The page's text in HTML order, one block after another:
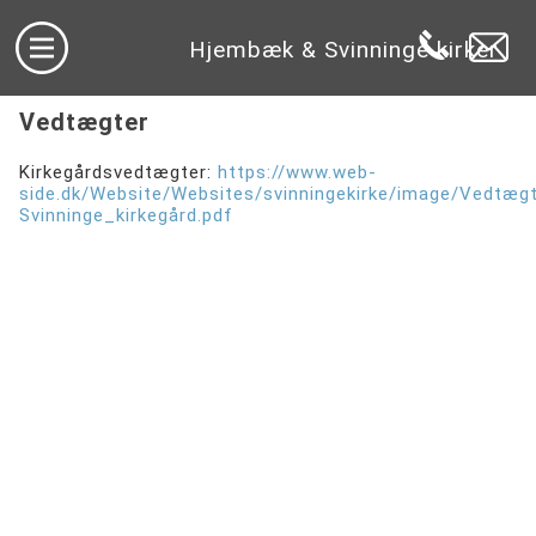
Hjembæk & Svinninge kirker
Vedtægter
Kirkegårdsvedtægter: https://www.web-
side.dk/Website/Websites/svinningekirke/image/
Svinninge_kirkegård.pdf